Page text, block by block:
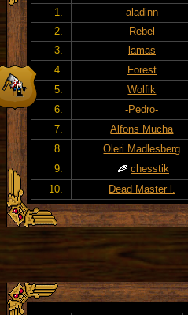
1.
aladinn
2.
Rebel
3.
lamas
4.
Forest
5.
Wolfik
6.
-Pedro-
7.
Alfons Mucha
8.
Oleri Madlesberg
9.
chesstik
10.
Dead Master l.